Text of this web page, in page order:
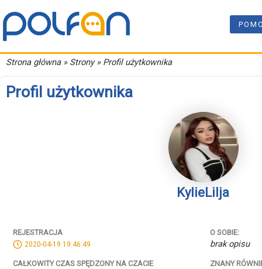
Strona główna» Strony » Profil użytkownika
Profil użytkownika
KylieLilja
REJESTRACJA
2020-04-19 19:46:49
CAŁKOWITY CZAS SPĘDZONY NA CZACIE
O SOBIE:
brak opisu
ZNANY